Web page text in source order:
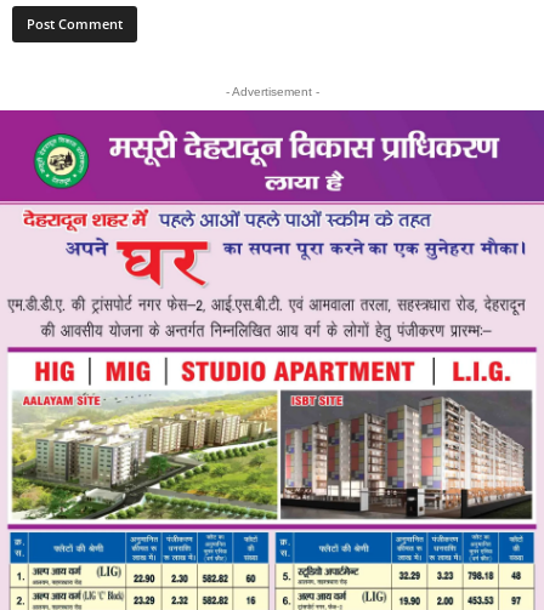
- Advertisement -